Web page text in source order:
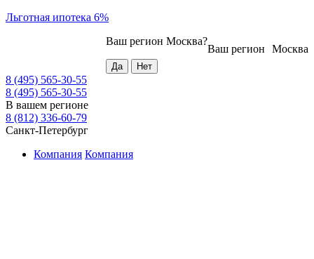
Льготная ипотека 6%
Москва
Ваш регион
Ваш регион Москва?
8 (495) 565-30-55
8 (495) 565-30-55
В вашем регионе
8 (812) 336-60-79
Санкт-Петербург
Компания Компания